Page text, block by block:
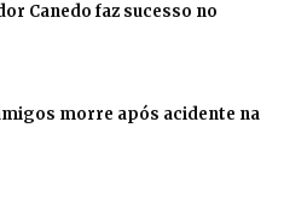
Canedo faz sucesso no
morre após acidente na